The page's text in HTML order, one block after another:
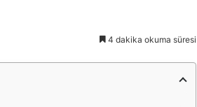
4 dakika okuma süresi